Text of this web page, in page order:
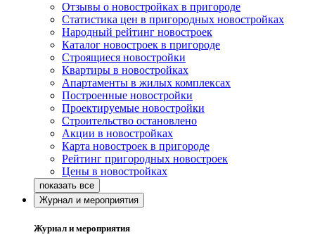
Отзывы о новостройках в пригороде
Статистика цен в пригородных новостройках
Народный рейтинг новостроек
Каталог новостроек в пригороде
Строящиеся новостройки
Квартиры в новостройках
Апартаменты в жилых комплексах
Построенные новостройки
Проектируемые новостройки
Строительство остановлено
Акции в новостройках
Карта новостроек в пригороде
Рейтинг пригородных новостроек
Цены в новостройках
Журнал и мероприятия
Журнал и мероприятия